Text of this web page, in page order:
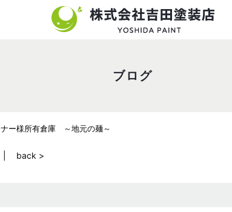
ブログ
ー様所有倉庫 ～地元の麺～
back >